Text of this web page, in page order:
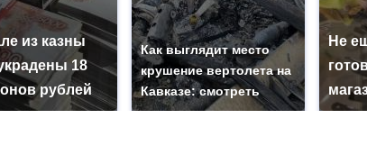
из казны
18
рублей
Как выглядит место
крушение вертолета на
Кавказе: смотреть
Не